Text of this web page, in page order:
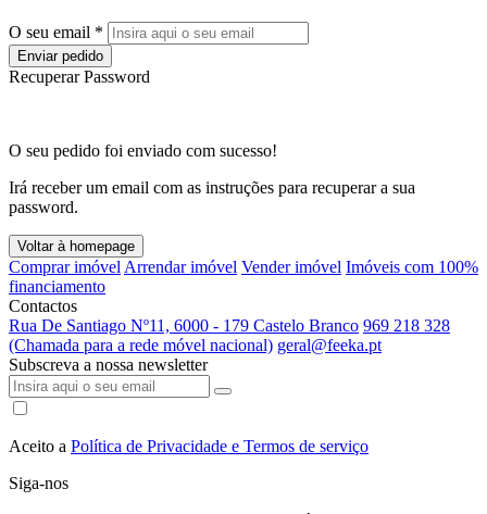
O seu email *
Enviar pedido
Recuperar Password
O seu pedido foi enviado com sucesso!
Irá receber um email com as instruções para recuperar a sua
password.
Voltar à homepage
Comprar imóvel Arrendar imóvel Vender imóvel Imóveis com 100%
financiamento
Contactos
Rua De Santiago Nº11, 6000 - 179 Castelo Branco 969 218 328
(Chamada para a rede móvel nacional) geral@feeka.pt
Subscreva a nossa newsletter
Aceito a Política de Privacidade e Termos de serviço
Siga-nos